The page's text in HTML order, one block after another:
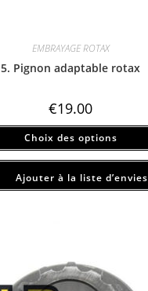
EMBRAYAGE ROTAX
5. Pignon adaptable rotax
€19.00
Choix des options
Ajouter à la liste d’envies